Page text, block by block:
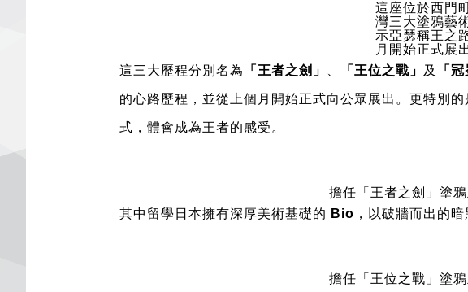
這座位於西門
灣三大塗鴉藝
示亞瑟稱王之
月開始正式展
這三大歷程分別名為
「王者之劍」 「王位之戰」 及 「
的心路歷程，並從上個月開始正式向公眾展出。更特別
式，體會成為王者的感受。
擔任「王者之劍」塗鴉
其中留學日本擁有深厚美術基礎的 Bio ，以破牆而出的暗
擔任「王位之戰」塗